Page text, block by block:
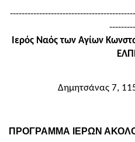
Ιερός Ναός των Αγίων
Δημητσάνας 7,
ΠΡΟΓΡΑΜΜΑ ΙΕΡΩΝ